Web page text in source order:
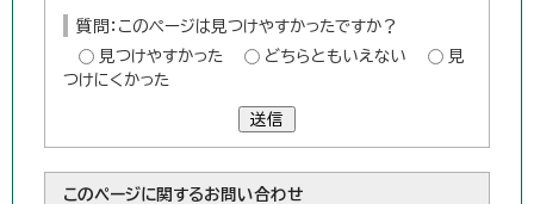
質問：このページは見つけやすかったですか？
見つけやすかった
どちらともいえない
見
つけにくかった
送信
このページに関するお問い合わせ